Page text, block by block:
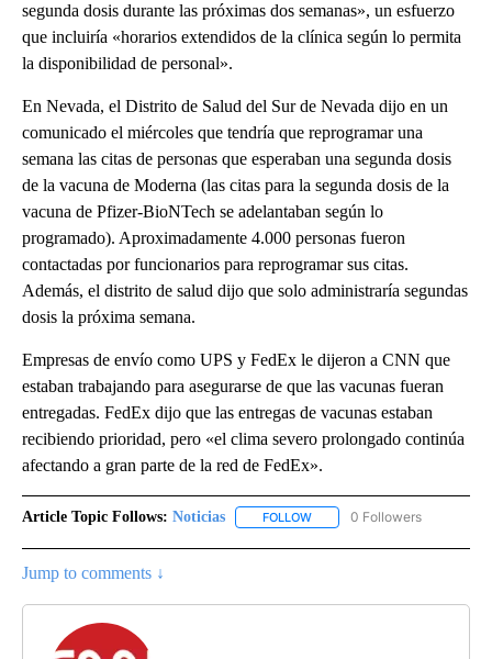
segunda dosis durante las próximas dos semanas», un esfuerzo
que incluiría «horarios extendidos de la clínica según lo permita
la disponibilidad de personal».
En Nevada, el Distrito de Salud del Sur de Nevada dijo en un
comunicado el miércoles que tendría que reprogramar una
semana las citas de personas que esperaban una segunda dosis
de la vacuna de Moderna (las citas para la segunda dosis de la
vacuna de Pfizer-BioNTech se adelantaban según lo
programado). Aproximadamente 4.000 personas fueron
contactadas por funcionarios para reprogramar sus citas.
Además, el distrito de salud dijo que solo administraría segundas
dosis la próxima semana.
Empresas de envío como UPS y FedEx le dijeron a CNN que
estaban trabajando para asegurarse de que las vacunas fueran
entregadas. FedEx dijo que las entregas de vacunas estaban
recibiendo prioridad, pero «el clima severo prolongado continúa
afectando a gran parte de la red de FedEx».
Article Topic Follows: Noticias FOLLOW FOLLOW "NOTICIAS" TO
0 Followers
Jump to comments ↓